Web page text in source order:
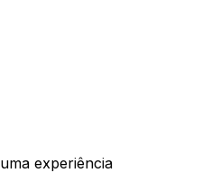
uma experiência